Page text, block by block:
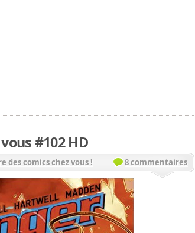
#102 HD
des comics chez vous ! 8 commentaires